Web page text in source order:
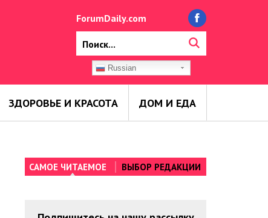
ForumDaily.com
Russian
ЗДОРОВЬЕ И КРАСОТА ДОМ И ЕДА
САМОЕ ЧИТАЕМОЕ ВЫБОР РЕДАКЦИИ